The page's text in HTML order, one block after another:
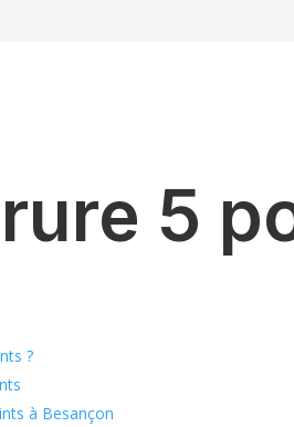
5
?
à Besançon